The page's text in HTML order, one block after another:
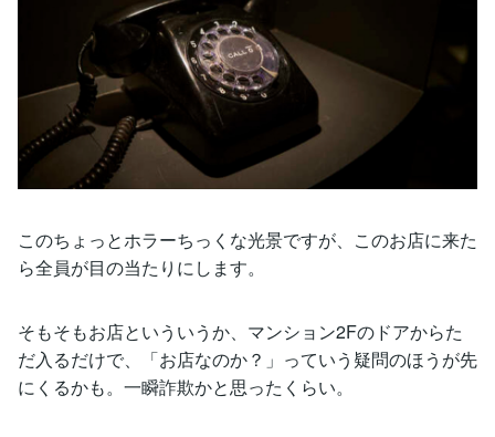
このちょっとホラーちっくな光景ですが、このお店に来た
ら全員が目の当たりにします。
そもそもお店といういうか、マンション2Fのドアからた
だ入るだけで、「お店なのか？」っていう疑問のほうが先
にくるかも。一瞬詐欺かと思ったくらい。